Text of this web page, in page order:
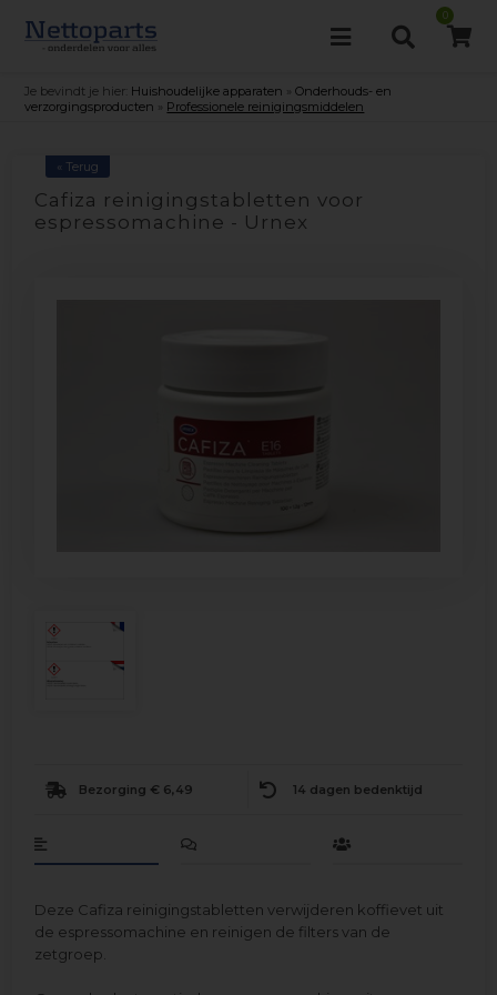
0
Je bevindt je hier: Huishoudelijke apparaten »Onderhouds- en
verzorgingsproducten
Professionele reinigingsmiddelen
« Terug
Cafiza reinigingstabletten voor
espressomachine - Urnex
Bezorging € 6,49 14 dagen bedenktijd
Deze Cafiza reinigingstabletten verwijderen koffievet uit
de espressomachine en reinigen de filters van de
zetgroep.